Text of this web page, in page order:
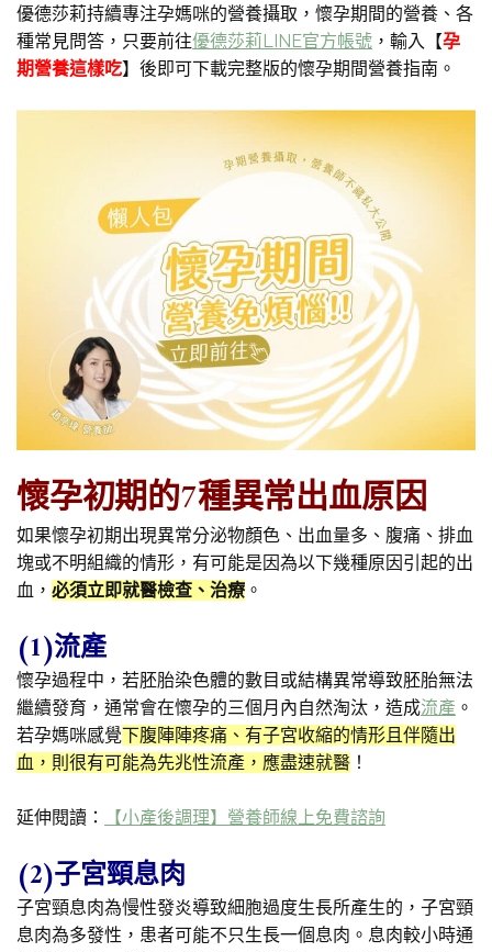
優德莎莉持續專注孕媽咪的營養攝取，懷孕期間的營養、各
種常見問答，只要前往優德莎莉LINE官方帳號 ，輸入【孕
期營養這樣吃】後即可下載完整版的懷孕期間營養指南。
懷孕初期的7種異常出血原因
如果懷孕初期出現異常分泌物顏色、出血量多、腹痛、排血
塊或不明組織的情形，有可能是因為以下幾種原因引起的出
血， 必須立即就醫檢查、治療 。
(1)流產
懷孕過程中，若胚胎染色體的數目或結構異常導致胚胎無法
繼續發育，通常會在懷孕的三個月內自然淘汰，造成流產 。
若孕媽咪感覺下腹陣陣疼痛、有子宮收縮的情形且伴隨出
血，則很有可能為先兆性流產，應盡速就醫 ！
延伸閱讀： 【小產後調理】營養師線上免費諮詢
(2)子宮頸息肉
子宮頸息肉為慢性發炎導致細胞過度生長所產生的，子宮頸
息肉為多發性，患者可能不只生長一個息肉。息肉較小時通